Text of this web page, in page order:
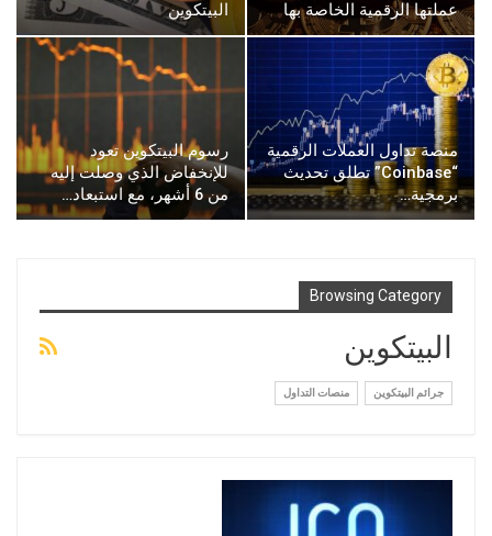
عملتها الرقمية الخاصة بها
البيتكوين
منصة تداول العملات الرقمية
“Coinbase” تطلق تحديث
برمجية…
رسوم البيتكوين تعود
للإنخفاض الذي وصلت إليه
من 6 أشهر، مع استبعاد…
Browsing Category
البيتكوين
جرائم البيتكوين منصات التداول